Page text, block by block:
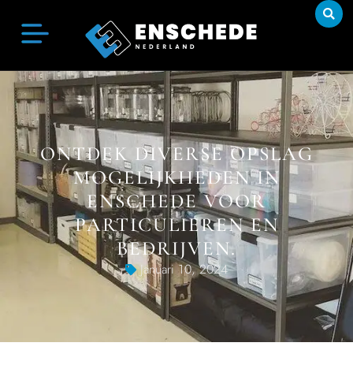
ONTDEK DIVERSE OPSLAG
MOGELIJKHEDEN IN
ENSCHEDE VOOR
PARTICULIEREN EN
BEDRIJVEN.
Januari 10, 2024